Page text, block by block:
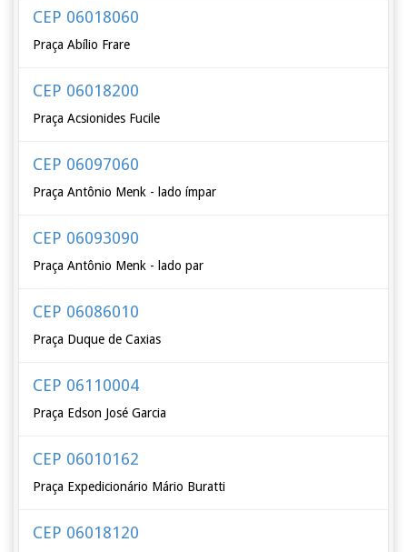
CEP 06018060
Praça Abílio Frare
CEP 06018200
Praça Acsionides Fucile
CEP 06097060
Praça Antônio Menk - lado ímpar
CEP 06093090
Praça Antônio Menk - lado par
CEP 06086010
Praça Duque de Caxias
CEP 06110004
Praça Edson José Garcia
CEP 06010162
Praça Expedicionário Mário Buratti
CEP 06018120